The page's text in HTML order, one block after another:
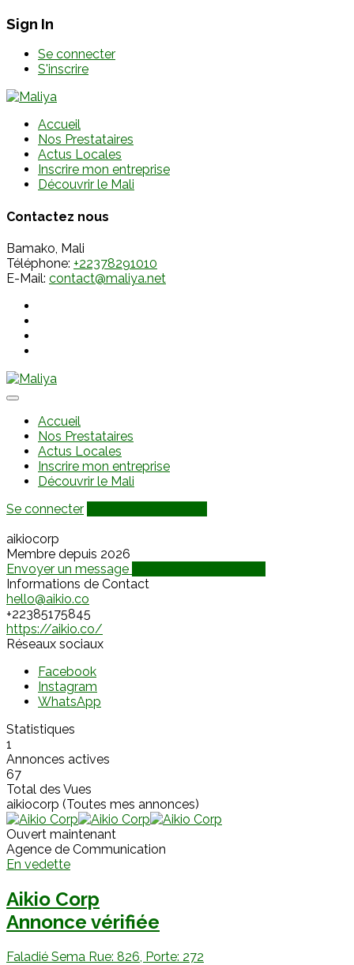
Sign In
Se connecter
S'inscrire
Accueil
Nos Prestataires
Actus Locales
Inscrire mon entreprise
Découvrir le Mali
Contactez nous
Bamako, Mali
Téléphone: +22378291010
E-Mail: contact@maliya.net
Accueil
Nos Prestataires
Actus Locales
Inscrire mon entreprise
Découvrir le Mali
Se connecter
aikiocorp
Membre depuis 2026
Envoyer un message
Informations de Contact
hello@aikio.co
+22385175845
https://aikio.co/
Réseaux sociaux
Facebook
Instagram
WhatsApp
Statistiques
1
Annonces actives
67
Total des Vues
aikiocorp (Toutes mes annonces)
Ouvert maintenant
Agence de Communication
En vedette
Aikio Corp
Annonce vérifiée
Faladié Sema Rue: 826, Porte: 272